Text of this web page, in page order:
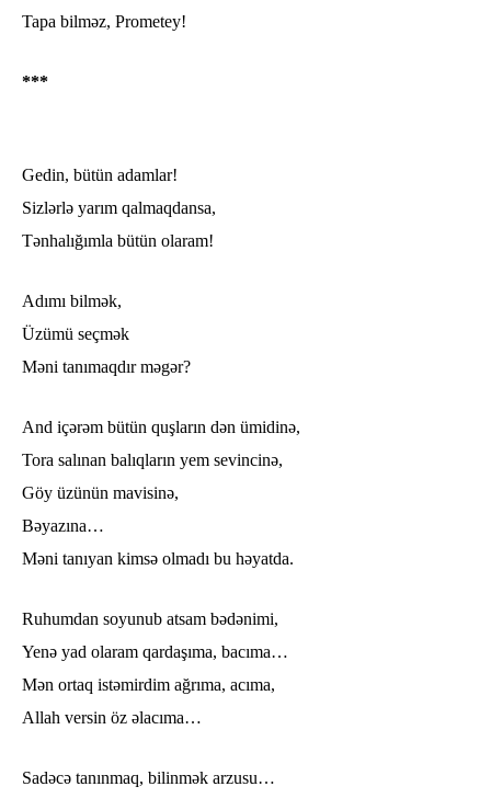
Tapa bilməz, Prometey!
***
Gedin, bütün adamlar!
Sizlərlə yarım qalmaqdansa,
Tənhalığımla bütün olaram!
Adımı bilmək,
Üzümü seçmək
Məni tanımaqdır məgər?
And içərəm bütün quşların dən ümidinə,
Tora salınan balıqların yem sevincinə,
Göy üzünün mavisinə,
Bəyazına…
Məni tanıyan kimsə olmadı bu həyatda.
Ruhumdan soyunub atsam bədənimi,
Yenə yad olaram qardaşıma, bacıma…
Mən ortaq istəmirdim ağrıma, acıma,
Allah versin öz əlacıma…
Sadəcə tanınmaq, bilinmək arzusu…